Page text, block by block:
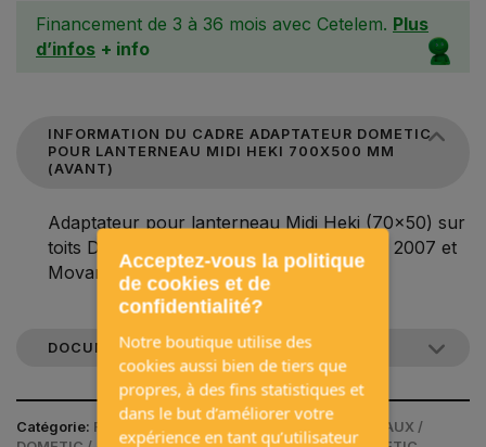
Financement de 3 à 36 mois avec Cetelem. Plus
d’infos + info
INFORMATION DU CADRE ADAPTATEUR DOMETIC
POUR LANTERNEAU MIDI HEKI 700X500 MM
(AVANT)
Adaptateur pour lanterneau Midi Heki (70x50) sur
toits Ducato, Jumper et Boxer à partir de 2007 et
Movano à partir de 2021 - Avant
DOCUMENTATION PRODUIT
Catégorie: FENÊTRES ET LANTERNEAUX / LANTERNEAUX /
Acceptez-vous la politique
de cookies et de
confidentialité?
Notre boutique utilise des
cookies aussi bien de tiers que
propres, à des fins statistiques et
dans le but d’améliorer votre
expérience en tant qu’utilisateur